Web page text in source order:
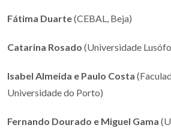
Fátima Duarte(CEBAL, Beja)
Catarina Rosado (Universidade
Isabel Almeida e Paulo Costa
Universidade do Porto)
Fernando Dourado e Miguel Gama